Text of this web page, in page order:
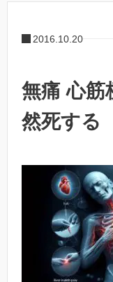
2016.10.20
無痛 心筋
然死する